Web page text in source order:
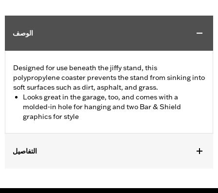
الوصف
Designed for use beneath the jiffy stand, this
polypropylene coaster prevents the stand from sinking into
soft surfaces such as dirt, asphalt, and grass.
Looks great in the garage, too, and comes with a
molded-in hole for hanging and two Bar & Shield
graphics for style
التفاصيل